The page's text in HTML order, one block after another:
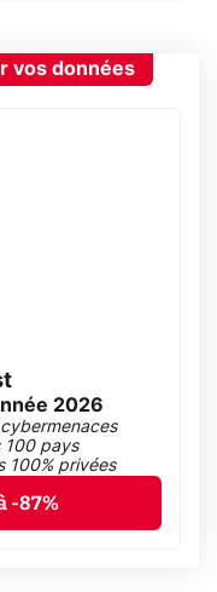
vos données
2026
100 pays
100% privées
-87%